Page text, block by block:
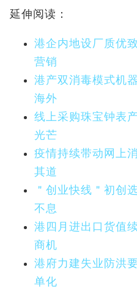
延伸阅读：
港企内地设厂质优
营销
港产双消毒模式机
海外
线上采购珠宝钟表
光芒
疫情持续带动网上
其道
＂创业快线＂初创
不息
港四月进出口货值
商机
港府力建失业防洪
单化